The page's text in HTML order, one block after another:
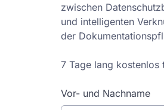
zwischen
und intelligenten
der
7 Tage lang kostenlos
Vor- und Nachname